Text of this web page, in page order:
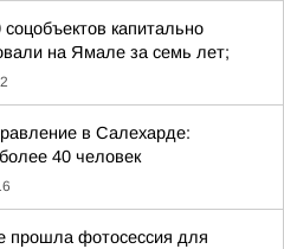
капитально
на Ямале за семь лет;
в Салехарде:
40 человек
прошла фотосессия для